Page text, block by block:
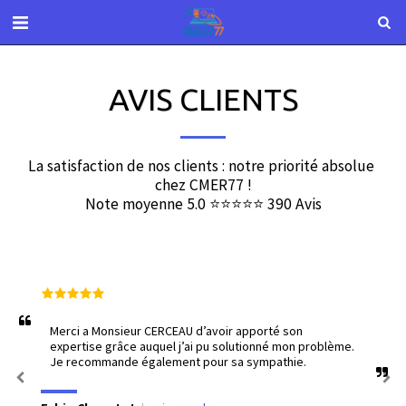
AVIS CLIENTS
La satisfaction de nos clients : notre priorité absolue
chez CMER77 !
Note moyenne 5.0 ⭐⭐⭐⭐⭐ 390 Avis
Merci a Monsieur CERCEAU d’avoir apporté son
expertise grâce auquel j’ai pu solutionné mon problème.
Je recommande également pour sa sympathie.